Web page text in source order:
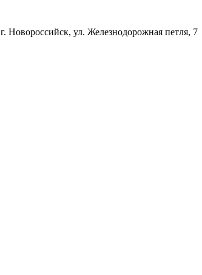
г. Новороссийск, ул. Железнодорожная петля, 7